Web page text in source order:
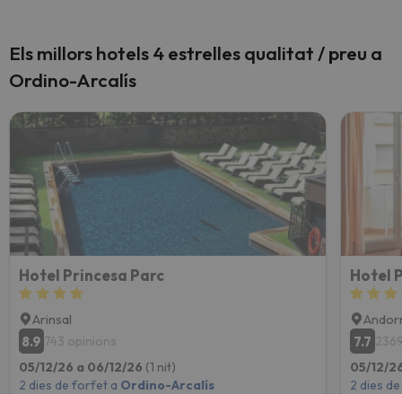
Els millors hotels 4 estrelles qualitat / preu a
Ordino-Arcalís
Hotel Princesa Parc
Arinsal
8.9 743 opinions
05/12/26 a 06/12/26 (1 nit)
2 dies de forfet a Ordino-Arcalís
Hotel
7.7
05/12/
2 dies